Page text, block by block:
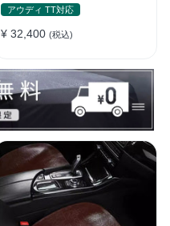
ン 簡単装着 ベルト式 メッシ
アウディ TT対応
¥ 32,400 (税込)